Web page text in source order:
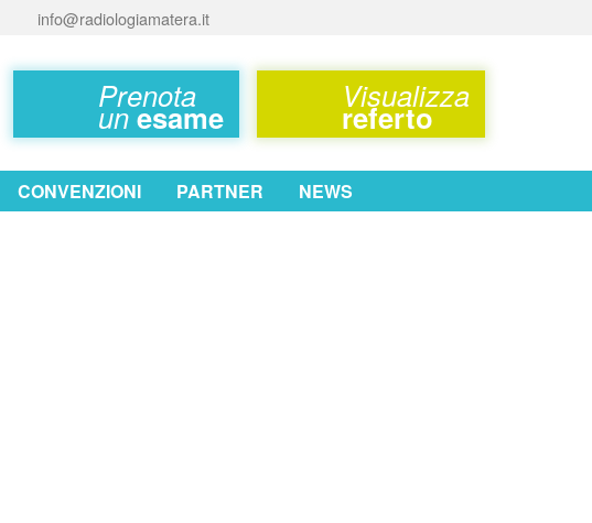
info@radiologiamatera.it
Visualizza
referto
Prenota
unesame
CONVENZIONI PARTNER NEWS